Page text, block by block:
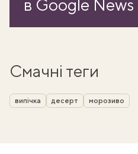
в Google News
Смачні теги
випічка десерт морозиво